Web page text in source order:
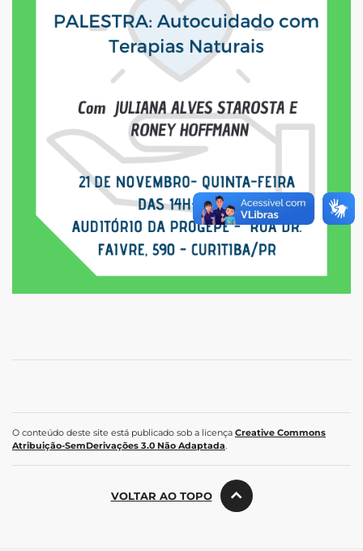
O conteúdo deste site está publicado sob a licença Creative Commons
Atribuição-SemDerivações 3.0 Não Adaptada
VOLTAR AO TOPO